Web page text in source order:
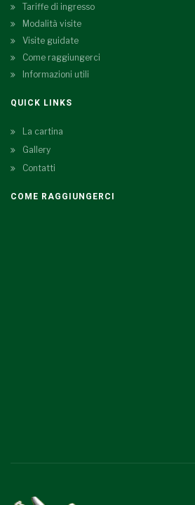
Tariffe di ingresso
Modalità visite
Visite guidate
Come raggiungerci
Informazioni utili
QUICK LINKS
La cartina
Gallery
Contatti
COME RAGGIUNGERCI